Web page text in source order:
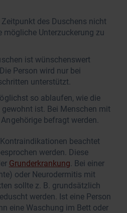
des Duschens nicht
mögliche Unterzuckerung zu
ist wünschenswert
Person wird nur bei
unterstützt.
so ablaufen, wie die
ist. Bei Menschen mit
befragt werden.
beachtet
werden. Diese
Grunderkrankung. Bei einer
oder Neurodermitis mit
sollte z. B. grundsätzlich
werden. Ist eine Person
eine Waschung im Bett oder